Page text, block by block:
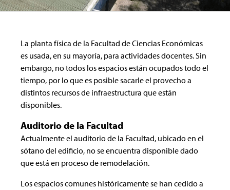
La planta física de la Facultad de Ciencias Económicas
es usada, en su mayoría, para actividades docentes. Sin
embargo, no todos los espacios están ocupados todo el
tiempo, por lo que es posible sacarle el provecho a
distintos recursos de infraestructura que están
disponibles.
Auditorio de la Facultad
Actualmente el auditorio de la Facultad, ubicado en el
sótano del edificio, no se encuentra disponible dado
que está en proceso de remodelación.
Los espacios comunes históricamente se han cedido a